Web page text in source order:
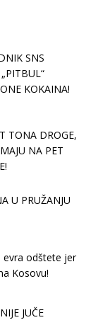
SNS
KOKAINA!
TONA DROGE,
NA PET
U PRUŽANJU
evra odštete jer
Kosovu!
JUČE